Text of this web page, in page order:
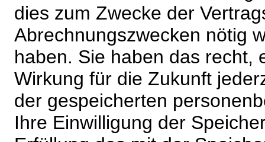
dies zum Zwecke der
Abrechnungszwecken nötig
haben. Sie haben das recht,
Wirkung für die Zukunft
der gespeicherten
Ihre Einwilligung der